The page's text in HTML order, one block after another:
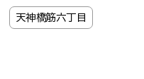
天神橋筋六丁目